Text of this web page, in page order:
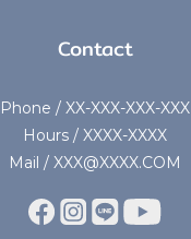
Contact
Phone / XX-XXX-XXX-XXX
Hours / XXXX-XXXX
Mail / XXX@XXXX.COM